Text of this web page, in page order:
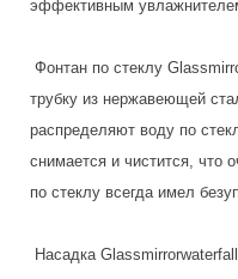
эффективным
Фонтан по стеклу
трубку из нержавеющей
распределяют воду по
снимается и чистится, что
по стеклу всегда имел
Насадка